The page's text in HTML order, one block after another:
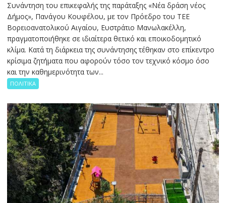
Συνάντηση του επικεφαλής της παράταξης «Νέα δράση νέος
Δήμος», Πανάγου Κουφέλου, με τον Πρόεδρο του ΤΕΕ
Βορειοανατολικού Αιγαίου, Ευστράτιο Μανωλακέλλη,
πραγματοποιήθηκε σε ιδιαίτερα θετικό και εποικοδομητικό
κλίμα. Κατά τη διάρκεια της συνάντησης τέθηκαν στο επίκεντρο
κρίσιμα ζητήματα που αφορούν τόσο τον τεχνικό κόσμο όσο
και την καθημερινότητα των...
ΠΟΛΙΤΙΚΑ